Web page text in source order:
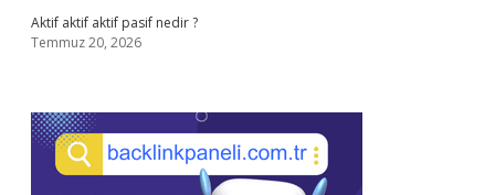
Aktif aktif aktif pasif nedir ?
Temmuz 20, 2026